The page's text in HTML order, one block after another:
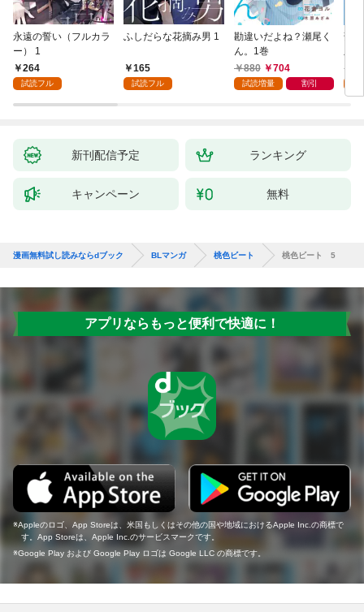
永遠の誓い（フルカラ
ー） 1
264
試読フル
ふしだらな花摘み男 1
165
試読フル
勘違いだよね？瀬尾く
ん。1巻
880
704
試読増量 割引
薄
版
新刊配信予定 ランキング
キャンペーン 無料
漫画無料試し読みならdブック BLマンガ 桃色ビート 桃色ビート 5
アプリならもっと便利で快適に！
Appleのロゴ、App Storeは、米国もしくはその他の国や地域におけるApple Inc.の商標で
す。App Storeは、Apple Inc.のサービスマークです。
Google Play および Google Play ロゴは Google LLC の商標です。